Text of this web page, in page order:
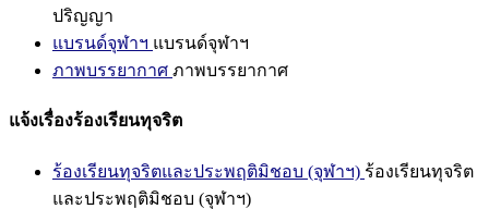
ปริญญา
แบรนด์จุฬาฯ แบรนด์จุฬาฯ
ภาพบรรยากาศ ภาพบรรยากาศ
แจ้งเรื่องร้องเรียนทุจริต
ร้องเรียนทุจริตและประพฤติมิชอบ (จุฬาฯ) ร้องเรียนทุจริต
และประพฤติมิชอบ (จุฬาฯ)